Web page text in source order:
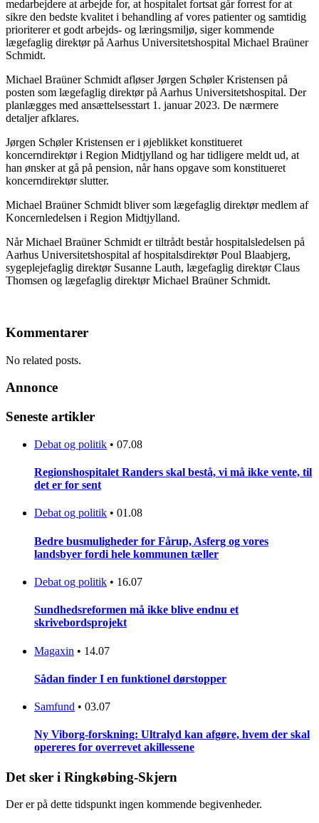
medarbejdere at arbejde for, at hospitalet fortsat går forrest for at
sikre den bedste kvalitet i behandling af vores patienter og samtidig
prioriterer et godt arbejds- og læringsmiljø, siger kommende
lægefaglig direktør på Aarhus Universitetshospital Michael Braüner
Schmidt.
Michael Braüner Schmidt afløser Jørgen Schøler Kristensen på
posten som lægefaglig direktør på Aarhus Universitetshospital. Der
planlægges med ansættelsesstart 1. januar 2023. De nærmere
detaljer afklares.
Jørgen Schøler Kristensen er i øjeblikket konstitueret
koncerndirektør i Region Midtjylland og har tidligere meldt ud, at
han ønsker at gå på pension, når hans opgave som konstitueret
koncerndirektør slutter.
Michael Braüner Schmidt bliver som lægefaglig direktør medlem af
Koncernledelsen i Region Midtjylland.
Når Michael Braüner Schmidt er tiltrådt består hospitalsledelsen på
Aarhus Universitetshospital af hospitalsdirektør Poul Blaabjerg,
sygeplejefaglig direktør Susanne Lauth, lægefaglig direktør Claus
Thomsen og lægefaglig direktør Michael Braüner Schmidt.
Kommentarer
No related posts.
Annonce
Seneste artikler
Debat og politik • 07.08
Regionshospitalet Randers skal bestå, vi må ikke vente, til
det er for sent
Debat og politik • 01.08
Bedre busmuligheder for Fårup, Asferg og vores
landsbyer fordi hele kommunen tæller
Debat og politik • 16.07
Sundhedsreformen må ikke blive endnu et
skrivebordsprojekt
Magaxin • 14.07
Sådan finder I en funktionel dørstopper
Samfund • 03.07
Ny Viborg-forskning: Ultralyd kan afgøre, hvem der skal
opereres for overrevet akillessene
Det sker i Ringkøbing-Skjern
Der er på dette tidspunkt ingen kommende begivenheder.